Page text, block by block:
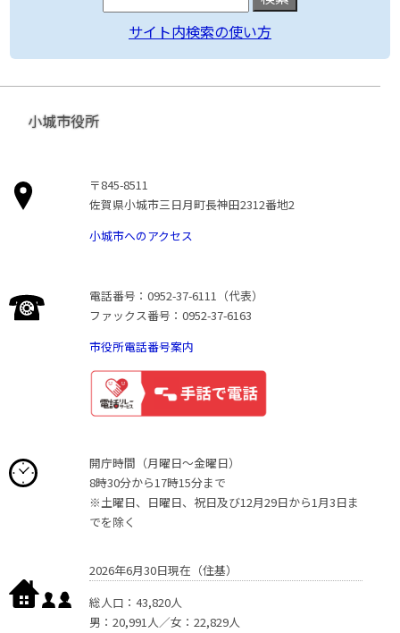
サイト内検索の使い方
小城市役所
〒845-8511
佐賀県小城市三日月町長神田2312番地2
小城市へのアクセス
電話番号：0952-37-6111（代表）
ファックス番号：0952-37-6163
市役所電話番号案内
開庁時間（月曜日〜金曜日）
8時30分から17時15分まで
※土曜日、日曜日、祝日及び12月29日から1月3日ま
でを除く
2026年6月30日現在（住基）
総人口：43,820人
男：20,991人／女：22,829人